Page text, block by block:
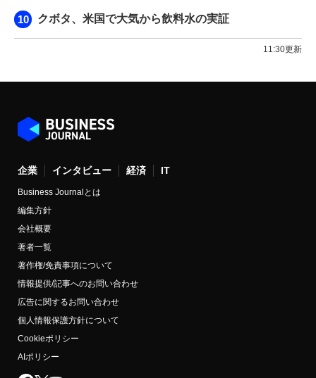
クボタ、米国で大気から飲料水の実証
11:30更新
企業 インタビュー 経済 IT
Business Journalとは
編集方針
会社概要
著者一覧
著作権/免責事項について
情報提供/記事へのお問い合わせ
広告に関するお問い合わせ
個人情報保護方針について
Cookieポリシー
AIポリシー